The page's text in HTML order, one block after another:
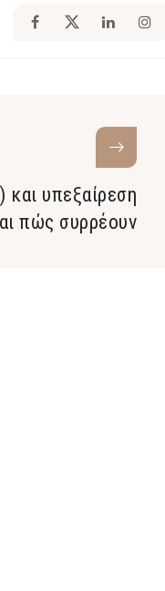
υπεξαίρεση
πώς συρρέουν